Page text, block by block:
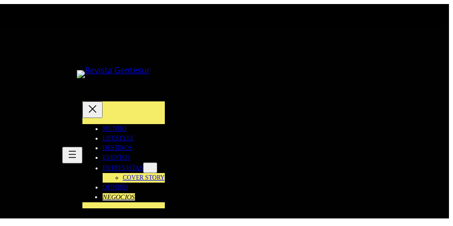
MUNDO
LIFESTYLE
DESTINOS
EVENTOS
ENTREVISTAS
COVER STORY
OPINIÓN
NEGOCIOS